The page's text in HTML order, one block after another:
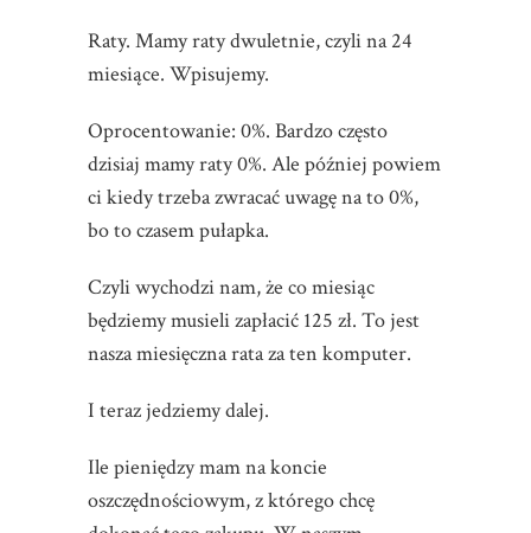
Raty. Mamy raty dwuletnie, czyli na 24
miesiące. Wpisujemy.
Oprocentowanie: 0%. Bardzo często
dzisiaj mamy raty 0%. Ale później powiem
ci kiedy trzeba zwracać uwagę na to 0%,
bo to czasem pułapka.
Czyli wychodzi nam, że co miesiąc
będziemy musieli zapłacić 125 zł. To jest
nasza miesięczna rata za ten komputer.
I teraz jedziemy dalej.
Ile pieniędzy mam na koncie
oszczędnościowym, z którego chcę